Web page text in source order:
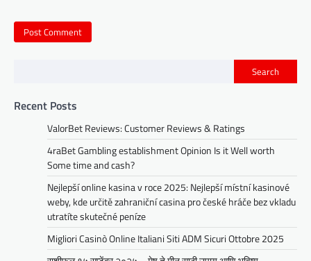
Search
Recent Posts
ValorBet Reviews: Customer Reviews & Ratings
4raBet Gambling establishment Opinion Is it Well worth
Some time and cash?
Nejlepší online kasina v roce 2025: Nejlepší místní kasinové
weby, kde určitě zahraniční casina pro české hráče bez vkladu
utratíte skutečné peníze
Migliori Casinò Online Italiani Siti ADM Sicuri Ottobre 2025